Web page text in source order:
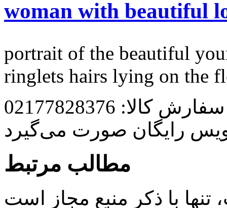
woman with beautiful
portrait of the beautiful
ringlets hairs lying on the
کالا: 02177828376
رایگان صورت می‌گیرد
مطالب مرتبط
با ذکر منبع مجاز است. |